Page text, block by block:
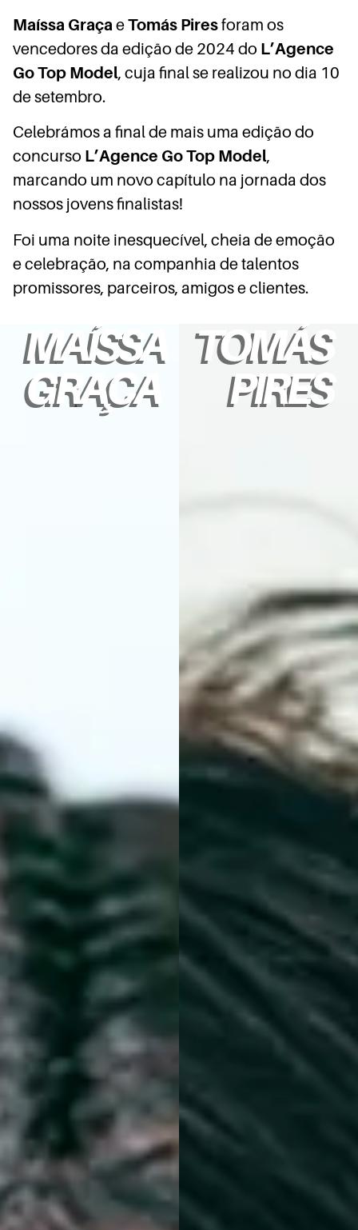
Maíssa Graça eTomás Piresforam os
vencedores da edição de 2024 do L’Agence
Go Top Model, cuja final se realizou no dia 10
de setembro.
Celebrámos a final de mais uma edição do
concurso L’Agence Go Top Model,
marcando um novo capítulo na jornada dos
nossos jovens finalistas!
Foi uma noite inesquecível, cheia de emoção
e celebração, na companhia de talentos
promissores, parceiros, amigos e clientes.
MAÍSSA
GRAÇA
TOMÁS
PIRES